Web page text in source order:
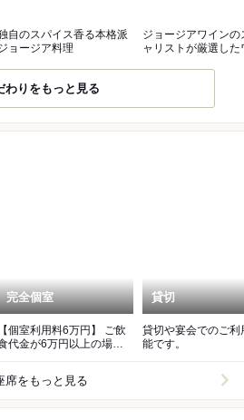
自のスパイス香る本格派
ョージア料理
ジョージアワインの
ャリストが厳選した
わりをもっと見る
完全個室
【個室利用料6万円】 ご飲
代金が6万円以上の場合
貸切
貸切や宴会でのご利
能です。
席をもっと見る